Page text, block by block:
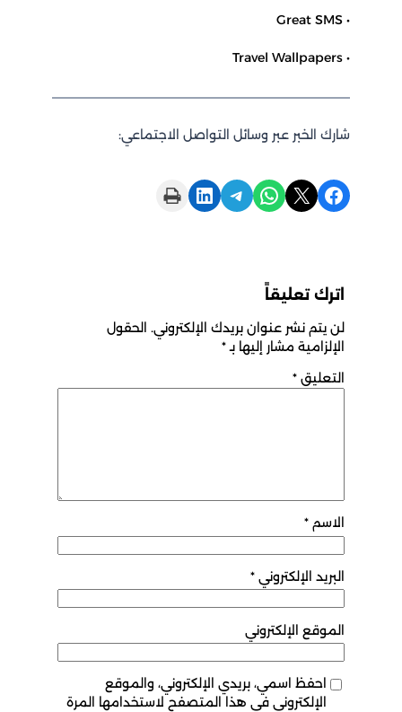
شارك الخبر عبر وسائل التواصل الاجتماعي:
Share on Facebook
Share on X
Share on WhatsApp
Share on Telegram
Share on LinkedIn
Print this Page
اترك تعليقاً
لن يتم نشر عنوان بريدك الإلكتروني. الحقول
الإلزامية مشار إليها بـ *
التعليق*
الاسم*
البريد الإلكتروني *
الموقع الإلكتروني
احفظ اسمي، بريدي الإلكتروني، والموقع
الإلكتروني في هذا المتصفح لاستخدامها المرة